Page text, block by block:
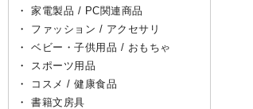
・家電製品 / PC関連商品
・ ファッション / アクセサリ
・ベビー・子供用品 / おもちゃ
・
スポーツ用品
・
コスメ / 健康食品
・書籍文房具